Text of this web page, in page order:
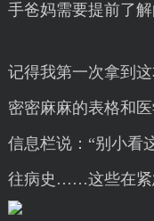
手爸妈需要提前了解
记得我第一次拿到
密密麻麻的表格和
信息栏说：“别小看
往病史……这些在紧